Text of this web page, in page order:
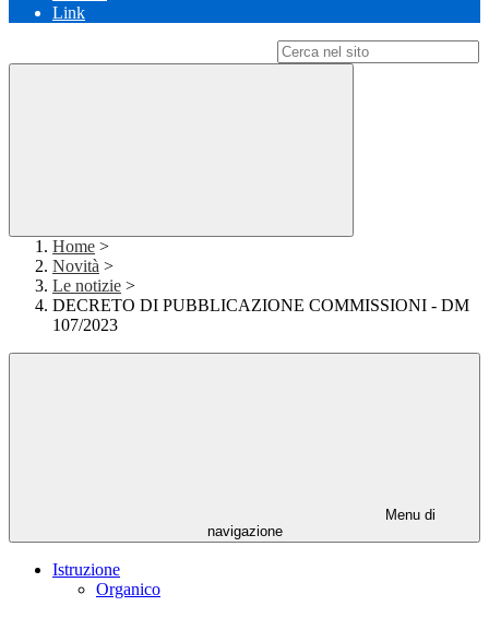
Link
Home >
Novità >
Le notizie >
DECRETO DI PUBBLICAZIONE COMMISSIONI - DM
107/2023
Menu di
navigazione
Istruzione
Organico